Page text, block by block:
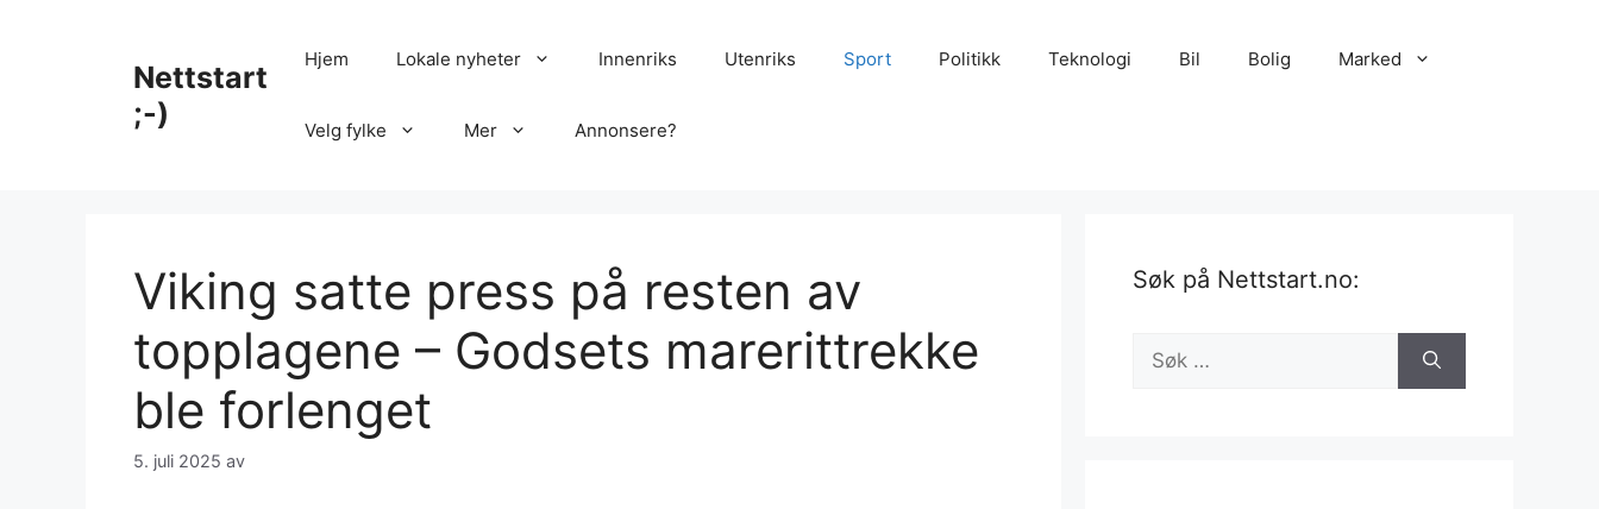
Nettstart
;-)
Hjem Lokale nyheter Innenriks Utenriks Sport Politikk Teknologi Bil Bolig Marked
Velg fylke Mer Annonsere?
Viking satte press på resten av
topplagene – Godsets marerittrekke
ble forlenget
5. juli 2025 av
Søk på Nettstart.no:
Søk
etter: